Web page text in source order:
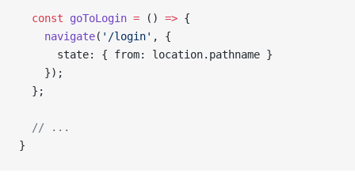
  const
goToLogin = () => {
    navigate
( '/login' , {
      state: { from: location.pathname }
    });
  };
  // ...
}